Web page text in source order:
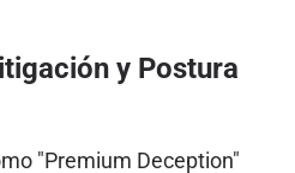
y Postura
"Premium Deception"